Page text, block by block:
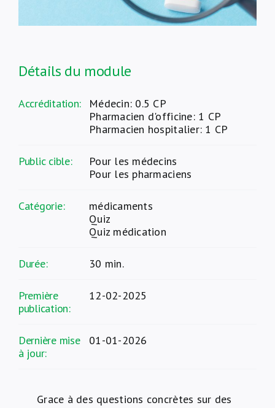
Détails du module
Accréditation:
Médecin: 0.5 CP
Pharmacien d'officine: 1 CP
Pharmacien hospitalier: 1 CP
Public cible:
Pour les médecins
Pour les pharmaciens
Catégorie:
médicaments
Quiz
Quiz médication
Durée: 30 min.
Première
publication:
12-02-2025
Dernière mise
à jour:
01-01-2026
Grace à des questions concrètes sur des